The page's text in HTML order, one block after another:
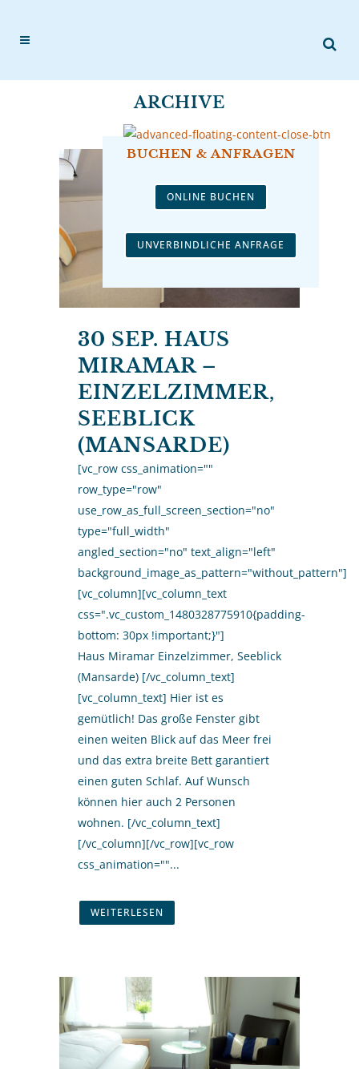
ARCHIVE
30 SEP. HAUS
MIRAMAR –
EINZELZIMMER,
SEEBLICK
(MANSARDE)
[vc_row css_animation=""
row_type="row"
use_row_as_full_screen_section="no"
type="full_width"
angled_section="no" text_align="left"
background_image_as_pattern="without_pattern"]
[vc_column][vc_column_text
css=".vc_custom_1480328775910{padding-
bottom: 30px !important;}"]
Haus Miramar Einzelzimmer, Seeblick
(Mansarde) [/vc_column_text]
[vc_column_text] Hier ist es
gemütlich! Das große Fenster gibt
einen weiten Blick auf das Meer frei
und das extra breite Bett garantiert
einen guten Schlaf. Auf Wunsch
können hier auch 2 Personen
wohnen. [/vc_column_text]
[/vc_column][/vc_row][vc_row
css_animation=""...
WEITERLESEN
BUCHEN & ANFRAGEN
ONLINE BUCHEN
UNVERBINDLICHE ANFRAGE